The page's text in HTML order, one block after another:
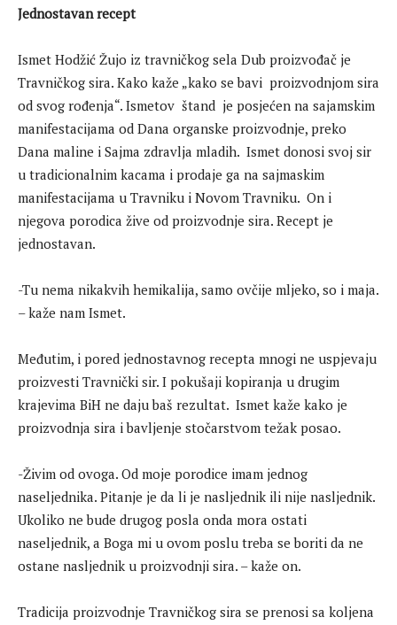
Jednostavan recept
Ismet Hodžić Žujo iz travničkog sela Dub proizvođač je
Travničkog sira. Kako kaže „kako se bavi proizvodnjom sira
od svog rođenja“. Ismetov štand je posjećen na sajamskim
manifestacijama od Dana organske proizvodnje, preko
Dana maline i Sajma zdravlja mladih. Ismet donosi svoj sir
u tradicionalnim kacama i prodaje ga na sajmaskim
manifestacijama u Travniku i Novom Travniku. On i
njegova porodica žive od proizvodnje sira. Recept je
jednostavan.
-Tu nema nikakvih hemikalija, samo ovčije mljeko, so i maja.
– kaže nam Ismet.
Međutim, i pored jednostavnog recepta mnogi ne uspjevaju
proizvesti Travnički sir. I pokušaji kopiranja u drugim
krajevima BiH ne daju baš rezultat. Ismet kaže kako je
proizvodnja sira i bavljenje stočarstvom težak posao.
-Živim od ovoga. Od moje porodice imam jednog
naseljednika. Pitanje je da li je nasljednik ili nije nasljednik.
Ukoliko ne bude drugog posla onda mora ostati
naseljednik, a Boga mi u ovom poslu treba se boriti da ne
ostane nasljednik u proizvodnji sira. – kaže on.
Tradicija proizvodnje Travničkog sira se prenosi sa koljena